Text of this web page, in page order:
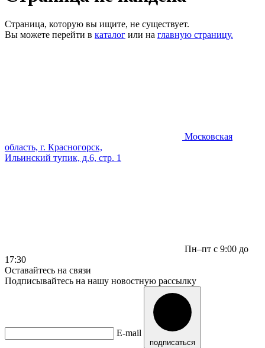
Страница, которую вы ищите, не существует.
Вы можете перейти в каталог или на главную страницу.
Московская
область, г. Красногорск,
Ильинский тупик, д.6, стр. 1
Пн–пт с 9:00 до
17:30
Оставайтесь на связи
Подписывайтесь на нашу новостную рассылку
E-mail
подписаться